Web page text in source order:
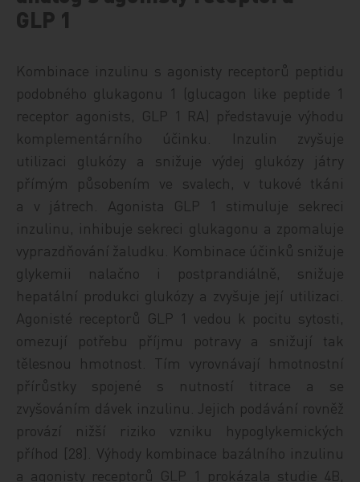
GLP 1
Kombinace inzulinu s agonisty receptorů peptidu
podobného glukagonu 1 (glucagon like peptide 1
receptor agonists, GLP 1 RA) představuje výhodu
komplementárního účinku. Inzulin zvyšuje
utilizaci glukózy a snižuje výdej glukózy játry
přímým působením ve svalech, v tukové tkáni
a v játrech. Agonista GLP 1 stimuluje sekreci
inzulinu, inhibuje sekreci glukagonu a zpomaluje
vyprazdňování žaludku. Kombinace účinků snižuje
glykemii nalačno i postprandiálně, snižuje
hepatální produkci glukózy a zvyšuje její utilizaci.
Agonisté receptorů GLP 1 vedou k pocitu sytosti,
omezují potřebu příjmu potravy a snižují tak
tělesnou hmotnost. Tím vyrovnávají hmotnostní
přírůstky spojené s nutností titrace a se
zvyšováním dávek inzulinu. Jejich podávání rovněž
provází nižší riziko vzniku hypoglykemických
příhod [28]. Výhody kombinace bazálního inzulinu
a agonisty receptorů GLP 1 prokázala studie 4B,